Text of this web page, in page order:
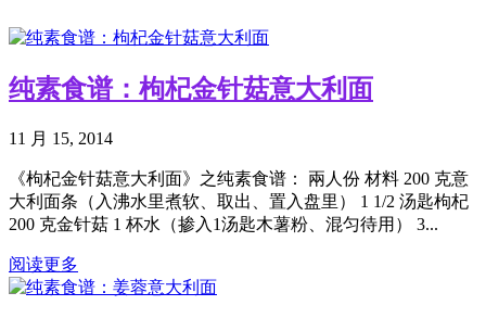
纯素食谱：枸杞金针菇意大利面
11 月 15, 2014
《枸杞金针菇意大利面》之纯素食谱： 兩人份 材料 200 克意
大利面条（入沸水里煮软、取出、置入盘里） 1 1/2 汤匙枸杞
200 克金针菇 1 杯水（掺入1汤匙木薯粉、混匀待用） 3...
阅读更多